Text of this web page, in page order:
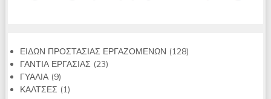
ΕΙΔΩΝ ΠΡΟΣΤΑΣΙΑΣ ΕΡΓΑΖΟΜΕΝΩΝ 128128
ΓΑΝΤΙΑ ΕΡΓΑΣΙΑΣ 2323
ΓΥΑΛΙΑ 99
προϊόντα
ΚΑΛΤΣΕΣ 11